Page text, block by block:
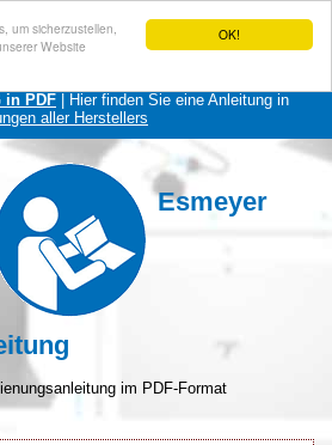
OK!
um sicherzustellen,
Website
in PDF | Hier finden Sie eine Anleitung in
aller Herstellers
Esmeyer
im PDF-Format